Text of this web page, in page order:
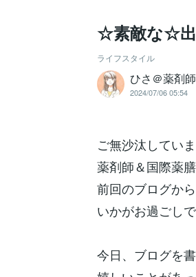
☆素敵な☆出
ライフスタイル
ひさ＠薬剤
2024/07/06 05:54
ご無沙汰していま
薬剤師＆国際薬
前回のブログか
いかがお過ごし
今日、ブログを